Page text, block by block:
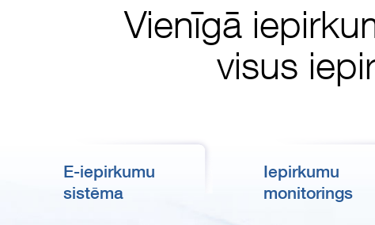
Vienīgā
visus
E-iepirkumu
sistēma
Iepirkumu
monitorings